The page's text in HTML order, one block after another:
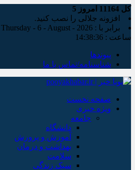
کل امروز 5
افزونه جلالی را نصب کنید.
برابر با : Thursday - 6 - August - 2026
ساعت : 14:38:37
پیوندها
شناسنامه/تماس با ما
صفحه نخست
ویژه خبری
جامعه
دانشگاه
آموزش و پرورش
بهداشت و درمان
سلامت
سبک زندگی